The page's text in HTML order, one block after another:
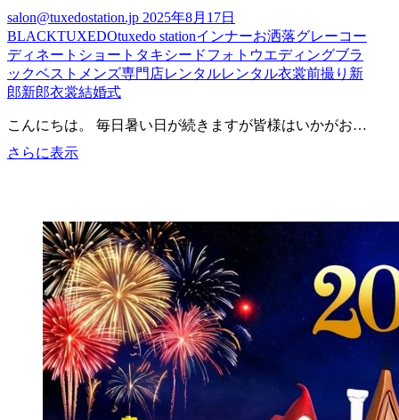
salon@tuxedostation.jp 2025年8月17日
BLACKTUXEDOtuxedo stationインナーお洒落グレーコー
ディネート ショート タキシードフォトウエディングブラ
ックベスト メンズ専門店レンタルレンタル衣裳前撮り 新
郎新郎衣裳結婚式
こんにちは。 毎日暑い日が続きますが皆様はいかがお…
さらに表示秋
す
す
め
タ
キ
シ
ー
ド